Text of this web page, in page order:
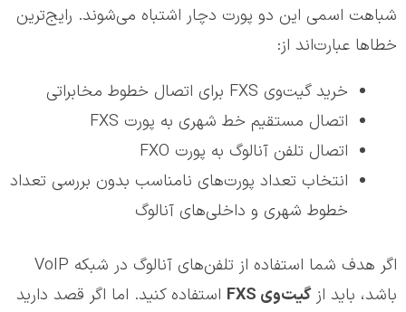
شباهت اسمی این دو پورت دچار اشتباه می‌شوند. رایج‌ترین
خطاها عبارت‌اند از:
خرید گیت‌وی FXS برای اتصال خطوط مخابراتی
اتصال مستقیم خط شهری به پورت FXS
اتصال تلفن آنالوگ به پورت FXO
انتخاب تعداد پورت‌های نامناسب بدون بررسی تعداد
خطوط شهری و داخلی‌های آنالوگ
اگر هدف شما استفاده از تلفن‌های آنالوگ در شبکه VoIP
باشد، باید ازگیت‌وی
استفاده کنید. اما اگر قصد دارید